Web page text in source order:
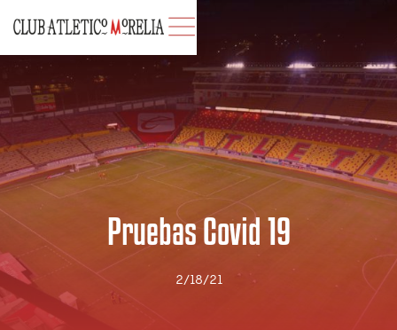
Pruebas Covid 19
2/18/21